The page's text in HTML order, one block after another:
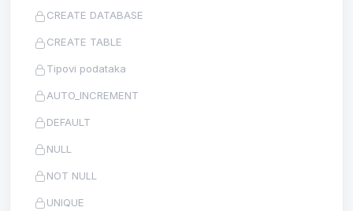
CREATE DATABASE
CREATE TABLE
Tipovi podataka
AUTO_INCREMENT
DEFAULT
NULL
NOT NULL
UNIQUE